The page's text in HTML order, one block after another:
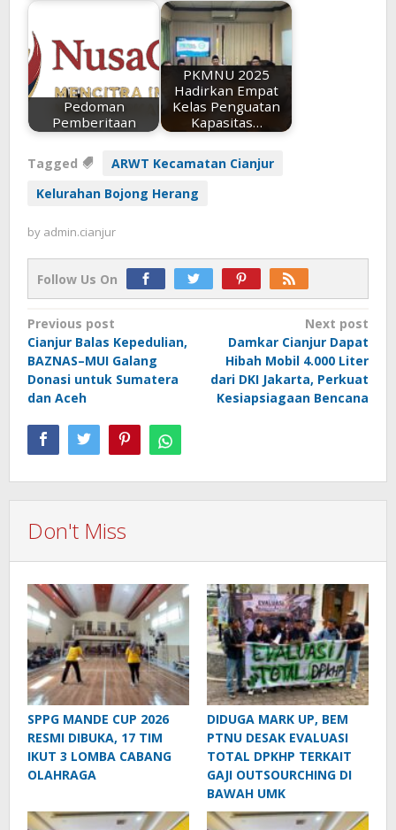
Pedoman
Pemberitaan
PKMNU 2025
Hadirkan Empat
Kelas Penguatan
Kapasitas…
Tagged
ARWT Kecamatan Cianjur
Kelurahan Bojong Herang
by admin.cianjur
Follow Us On
Post
navigation
Previous post
Cianjur Balas Kepedulian,
BAZNAS–MUI Galang
Donasi untuk Sumatera
dan Aceh
Next post
Damkar Cianjur Dapat
Hibah Mobil 4.000 Liter
dari DKI Jakarta, Perkuat
Kesiapsiagaan Bencana
Don't Miss
SPPG MANDE CUP 2026
RESMI DIBUKA, 17 TIM
IKUT 3 LOMBA CABANG
OLAHRAGA
DIDUGA MARK UP, BEM
PTNU DESAK EVALUASI
TOTAL DPKHP TERKAIT
GAJI OUTSOURCHING DI
BAWAH UMK